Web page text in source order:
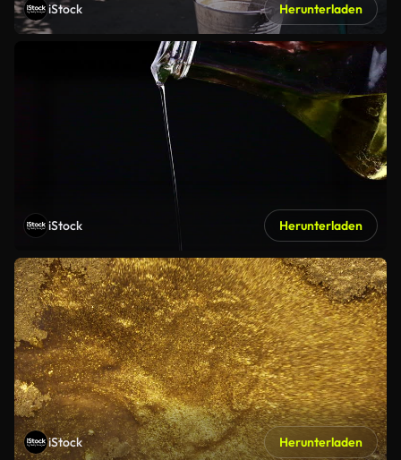
iStock Herunterladen
iStock Herunterladen
iStock Herunterladen